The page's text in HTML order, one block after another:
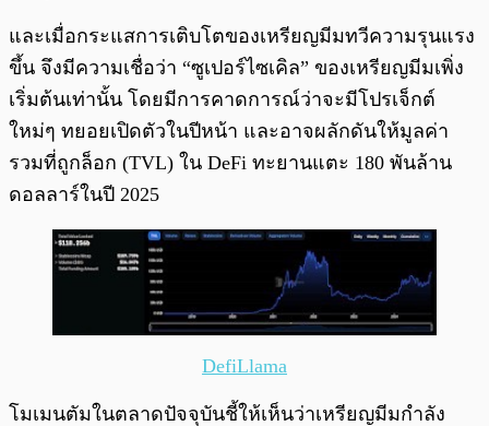
และเมื่อกระแสการเติบโตของเหรียญมีมทวีความรุนแรง
ขึ้น จึงมีความเชื่อว่า “ซูเปอร์ไซเคิล” ของเหรียญมีมเพิ่ง
เริ่มต้นเท่านั้น โดยมีการคาดการณ์ว่าจะมีโปรเจ็กต์
ใหม่ๆ ทยอยเปิดตัวในปีหน้า และอาจผลักดันให้มูลค่า
รวมที่ถูกล็อก (TVL) ใน DeFi ทะยานแตะ 180 พันล้าน
ดอลลาร์ในปี 2025
DefiLlama
โมเมนตัมในตลาดปัจจุบันชี้ให้เห็นว่าเหรียญมีมกำลัง